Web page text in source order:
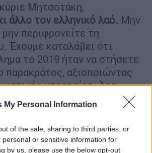
My Personal Information
of the sale, sharing to third parties, or
personal or sensitive information for
by us, please use the below opt-out
Μητσοτάκη,
άλλο τον ελληνικό λαό. Μην
περιφρονείτε τη
Έχουμε καταλάβει ότι
το 2019 ήταν να στήσετε
παρακράτος, αξιοποιώντας
υπηρεσίες. Άρα
στο αφήγημα “γιατί
ενημερώσει ο κύριος
λόγους παρακολούθησης”,
δεν γνώριζε καν